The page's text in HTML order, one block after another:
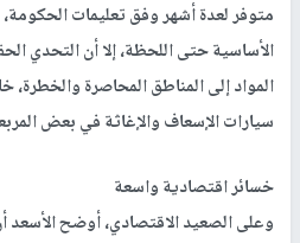
متوفر لعدة أشهر وفق تعليمات
الأساسية حتى اللحظة، إلا أن التحدي
المواد إلى المناطق المحاصرة
سيارات الإسعاف والإغاثة في بعض
خسائر اقتصادية واسعة
وعلى الصعيد الاقتصادي، أوضح